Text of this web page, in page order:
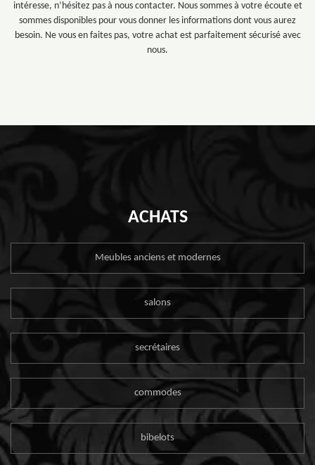
intéresse, n’hésitez pas à nous contacter. Nous sommes à votre écoute et
sommes disponibles pour vous donner les informations dont vous aurez
besoin. Ne vous en faites pas, votre achat est parfaitement sécurisé avec
nous.
ACHATS
Meubles anciens et modernes
salons
secrétaires
commodes
bibelots